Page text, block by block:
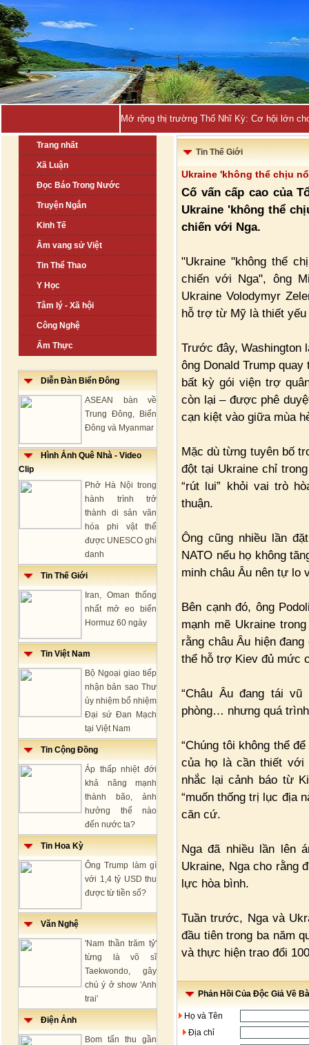
Mở rộng thị trường Thổ Nhĩ Kỳ: Cơ hội lớn
Trang nhất
Xã Luận
Đọc Báo Trong Nước
Truyện Ngắn
Kinh Tế
Âm vang sử Việt
Tin Thể Thao
Y Học
Tâm lý - Xã hội
Công Nghệ
Ẩm Thực
Diễn Đàn Biển Đông
ASEAN bàn về
Trung Đông, Biển
Đông và Myanmar
Hình Ảnh Quê Nhà - Video
Clip
Phở Hà Nội trong
hành trình trở
thành di sản văn
hóa phi vật thể
được UNESCO ghi
danh
Tin Thế Giới
Iran, Oman thống
nhất mở eo biển
Hormuz 60 ngày
Tin Việt Nam
Bộ Ngoại giao tiếp
nhận bản sao Thư
ủy nhiệm bổ nhiệm
Đại sứ Đan Mạch
tại Việt Nam
Tin Cộng Đồng
Áp thấp nhiệt đới
khả năng mạnh
thành bão, ảnh
hưởng thế nào
đến nước ta?
Tin Hoa Kỳ
Ông Trump làm gì
với 1,4 tỷ USD thu
được từ tiền số?
Văn Nghệ
'Nam thần trăm tỷ'
từng là võ sĩ
Taekwondo, gây
chú ý ở show 'Anh
trai'
Điện Ảnh
Bom tấn thu gần
Tin Thế Giới
Ukraine 'không thể chịu
Cố vấn cấp cao của
Ukraine 'không thể
chiến với Nga.
"Ukraine "không thể
chiến với Nga", ông
Ukraine Volodymyr
hỗ trợ từ Mỹ là thiết
Trước đây, Washington
ông Donald Trump
bất kỳ gói viện trợ
còn lại – được phê
cạn kiệt vào giữa mùa
Mặc dù từng tuyên bố
đột tại Ukraine chỉ
“rút lui” khỏi vai trò
thuận.
Ông cũng nhiều lần
NATO nếu họ không
minh châu Âu nên tự lo
Bên cạnh đó, ông
mạnh mẽ Ukraine
rằng châu Âu hiện
thể hỗ trợ Kiev đủ mức
“Châu Âu đang tái
phòng… nhưng quá
“Chúng tôi không thể
của họ là cần thiết với
nhắc lại cảnh báo từ
“muốn thống trị lục địa
căn cứ.
Nga đã nhiều lần lên
Ukraine, Nga cho rằng
lực hòa bình.
Tuần trước, Nga và
đầu tiên trong ba năm
và thực hiện trao đổi
Phản Hồi Của Độc Giả Về
Họ và Tên
Địa chỉ